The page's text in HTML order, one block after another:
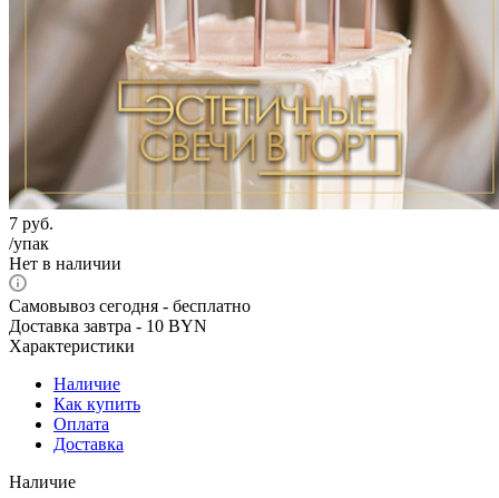
7 руб.
/упак
Нет в наличии
Самовывоз сегодня - бесплатно
Доставка завтра - 10 BYN
Характеристики
Наличие
Как купить
Оплата
Доставка
Наличие